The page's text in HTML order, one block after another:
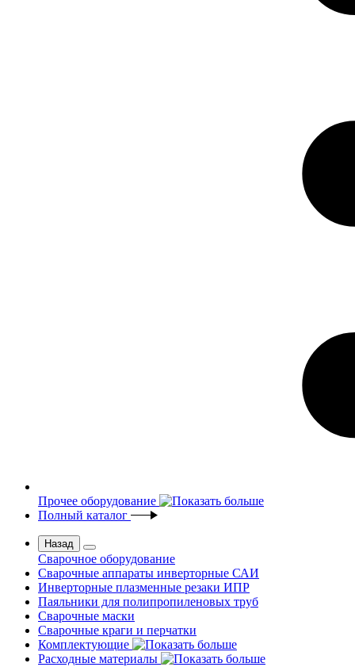
Прочее оборудование
Полный каталог
Назад
Сварочное оборудование
Сварочные аппараты инверторные САИ
Инверторные плазменные резаки ИПР
Паяльники для полипропиленовых труб
Сварочные маски
Сварочные краги и перчатки
Комплектующие
Расходные материалы